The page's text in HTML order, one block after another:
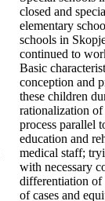
closed and
elementary
schools in
continued to
Basic
conception and
these children
rationalization
process parallel
education and
medical staff;
with necessary
differentiation of
of cases and